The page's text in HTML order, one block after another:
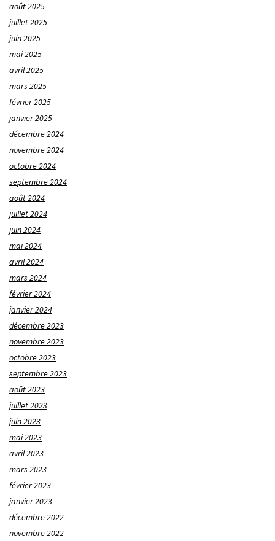
août 2025
juillet 2025
juin 2025
mai 2025
avril 2025
mars 2025
février 2025
janvier 2025
décembre 2024
novembre 2024
octobre 2024
septembre 2024
août 2024
juillet 2024
juin 2024
mai 2024
avril 2024
mars 2024
février 2024
janvier 2024
décembre 2023
novembre 2023
octobre 2023
septembre 2023
août 2023
juillet 2023
juin 2023
mai 2023
avril 2023
mars 2023
février 2023
janvier 2023
décembre 2022
novembre 2022